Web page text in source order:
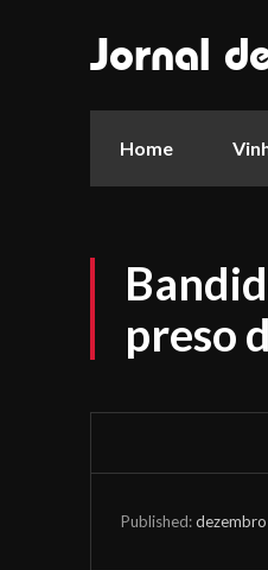
Jornal
Home
preso
Published: